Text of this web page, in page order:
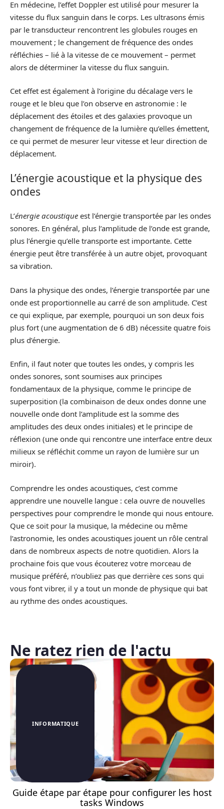
En médecine, l’effet Doppler est utilisé pour mesurer la
vitesse du flux sanguin dans le corps. Les ultrasons émis
par le transducteur rencontrent les globules rouges en
mouvement ; le changement de fréquence des ondes
réfléchies – lié à la vitesse de ce mouvement – permet
alors de déterminer la vitesse du flux sanguin.
Cet effet est également à l’origine du décalage vers le
rouge et le bleu que l’on observe en astronomie : le
déplacement des étoiles et des galaxies provoque un
changement de fréquence de la lumière qu’elles émettent,
ce qui permet de mesurer leur vitesse et leur direction de
déplacement.
L’énergie acoustique et la physique des
ondes
L’énergie acoustique est l’énergie transportée par les ondes
sonores. En général, plus l’amplitude de l’onde est grande,
plus l’énergie qu’elle transporte est importante. Cette
énergie peut être transférée à un autre objet, provoquant
sa vibration.
Dans la physique des ondes, l’énergie transportée par une
onde est proportionnelle au carré de son amplitude. C’est
ce qui explique, par exemple, pourquoi un son deux fois
plus fort (une augmentation de 6 dB) nécessite quatre fois
plus d’énergie.
Enfin, il faut noter que toutes les ondes, y compris les
ondes sonores, sont soumises aux principes
fondamentaux de la physique, comme le principe de
superposition (la combinaison de deux ondes donne une
nouvelle onde dont l’amplitude est la somme des
amplitudes des deux ondes initiales) et le principe de
réflexion (une onde qui rencontre une interface entre deux
milieux se réfléchit comme un rayon de lumière sur un
miroir).
Comprendre les ondes acoustiques, c’est comme
apprendre une nouvelle langue : cela ouvre de nouvelles
perspectives pour comprendre le monde qui nous entoure.
Que ce soit pour la musique, la médecine ou même
l’astronomie, les ondes acoustiques jouent un rôle central
dans de nombreux aspects de notre quotidien. Alors la
prochaine fois que vous écouterez votre morceau de
musique préféré, n’oubliez pas que derrière ces sons qui
vous font vibrer, il y a tout un monde de physique qui bat
au rythme des ondes acoustiques.
Ne ratez rien de l'actu
INFORMATIQUE
Guide étape par étape pour configurer les host
tasks Windows